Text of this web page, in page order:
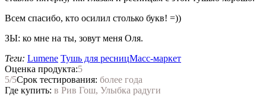
Всем спасибо, кто осилил столько букв! =))
ЗЫ: ко мне на ты, зовут меня Оля.
Теги: Lumene Тушь для ресницМасс-маркет
Оценка продукта:5
5/5Срок тестирования: более года
Где купить: в Рив Гош, Улыбка радуги